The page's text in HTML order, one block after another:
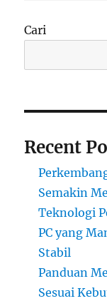
Cari
Recent
Semakin
Teknologi
PC yang
Stabil
Panduan
Sesuai